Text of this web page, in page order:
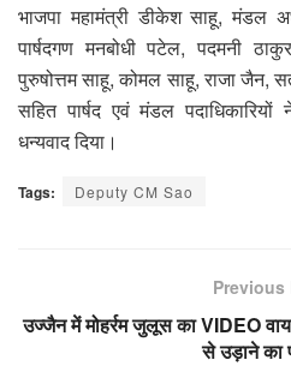
भाजपा महामंत्री डीकेश साहू, मंडल
पार्षदगण मनबोधी पटेल, पदमनी
पुरुषोत्तम साहू, कोमल साहू, राजा जैन,
सहित पार्षद एवं मंडल
धन्यवाद दिया।
Tags: Deputy CM Sao
Previous
उज्जैन में मोहर्रम जुलूस का VIDEO
से उड़ाने का